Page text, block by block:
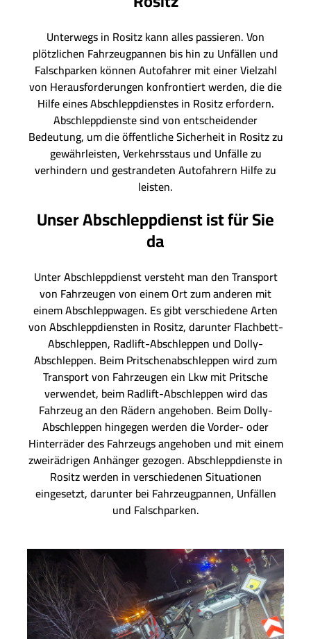
Unterwegs in Rositz kann alles passieren. Von
plötzlichen Fahrzeugpannen bis hin zu Unfällen und
Falschparken können Autofahrer mit einer Vielzahl
von Herausforderungen konfrontiert werden, die die
Hilfe eines Abschleppdienstes in Rositz erfordern.
Abschleppdienste sind von entscheidender
Bedeutung, um die öffentliche Sicherheit in Rositz zu
gewährleisten, Verkehrsstaus und Unfälle zu
verhindern und gestrandeten Autofahrern Hilfe zu
leisten.
Unser Abschleppdienst ist für Sie
da
Unter Abschleppdienst versteht man den Transport
von Fahrzeugen von einem Ort zum anderen mit
einem Abschleppwagen. Es gibt verschiedene Arten
von Abschleppdiensten in Rositz, darunter Flachbett-
Abschleppen, Radlift-Abschleppen und Dolly-
Abschleppen. Beim Pritschenabschleppen wird zum
Transport von Fahrzeugen ein Lkw mit Pritsche
verwendet, beim Radlift-Abschleppen wird das
Fahrzeug an den Rädern angehoben. Beim Dolly-
Abschleppen hingegen werden die Vorder- oder
Hinterräder des Fahrzeugs angehoben und mit einem
zweirädrigen Anhänger gezogen. Abschleppdienste in
Rositz werden in verschiedenen Situationen
eingesetzt, darunter bei Fahrzeugpannen, Unfällen
und Falschparken.